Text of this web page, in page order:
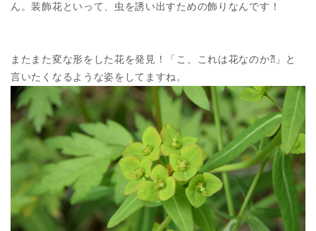
ん。装飾花といって、虫を誘い出すための飾りなんです！
またまた変な形をした花を発見！「こ、これは花なのか⁈」と
言いたくなるような姿をしてますね。